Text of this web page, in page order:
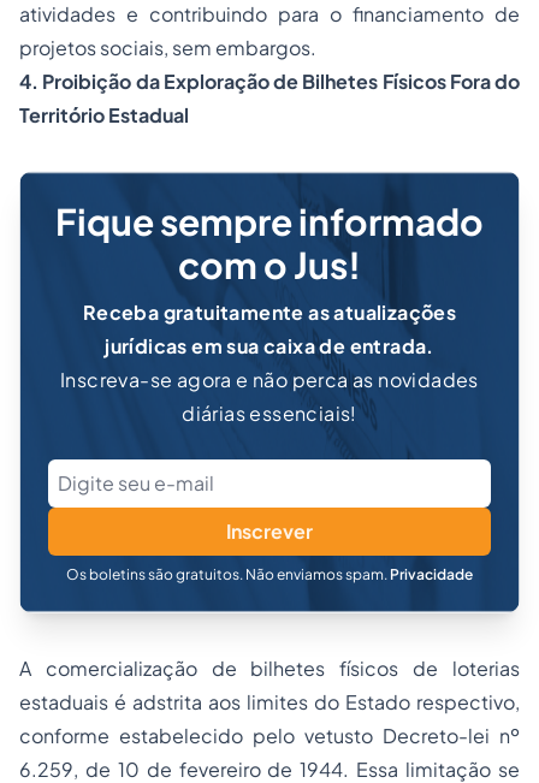
atividades e contribuindo para o financiamento de
projetos sociais, sem embargos.
4. Proibição da Exploração de Bilhetes Físicos Fora do
Território Estadual
Fique sempre informado
com o Jus!
Receba gratuitamente as atualizações
jurídicas em sua caixa de entrada.
Inscreva-se agora e não perca as novidades
diárias essenciais!
Inscrever
Os boletins são gratuitos. Não enviamos spam. Privacidade
A comercialização de bilhetes físicos de loterias
estaduais é adstrita aos limites do Estado respectivo,
conforme estabelecido pelo vetusto Decreto-lei nº
6.259, de 10 de fevereiro de 1944. Essa limitação se